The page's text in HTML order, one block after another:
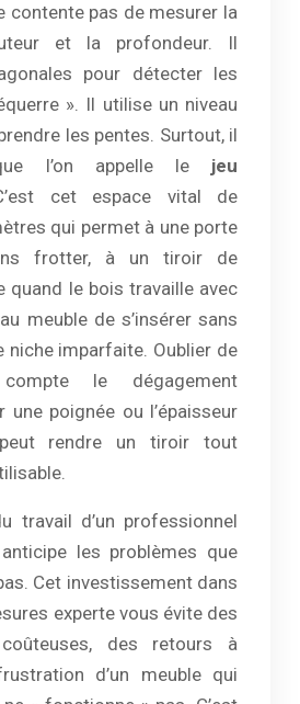
contente pas de mesurer la
et la profondeur. Il
pour détecter les
». Il utilise un niveau
les pentes. Surtout, il
l’on appelle le jeu
cet espace vital de
qui permet à une porte
frotter, à un tiroir de
quand le bois travaille avec
meuble de s’insérer sans
niche imparfaite. Oublier de
le dégagement
une poignée ou l’épaisseur
peut rendre un tiroir tout
travail d’un professionnel
les problèmes que
Cet investissement dans
experte vous évite des
des retours à
d’un meuble qui